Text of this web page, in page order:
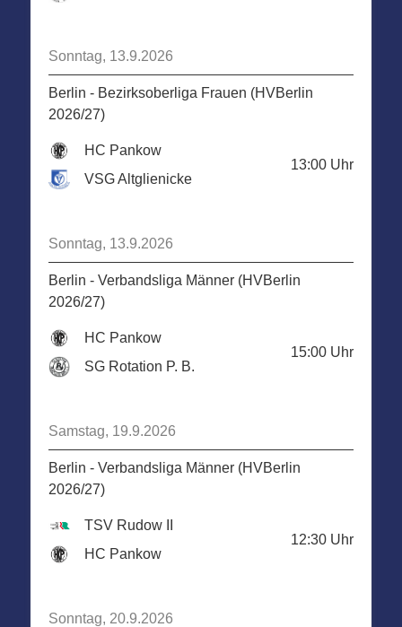
Sonntag, 13.9.2026
Berlin - Bezirksoberliga Frauen (HVBerlin
2026/27)
HC Pankow
VSG Altglienicke
13:00 Uhr
Sonntag, 13.9.2026
Berlin - Verbandsliga Männer (HVBerlin
2026/27)
HC Pankow
SG Rotation P. B.
15:00 Uhr
Samstag, 19.9.2026
Berlin - Verbandsliga Männer (HVBerlin
2026/27)
TSV Rudow II
HC Pankow
12:30 Uhr
Sonntag, 20.9.2026